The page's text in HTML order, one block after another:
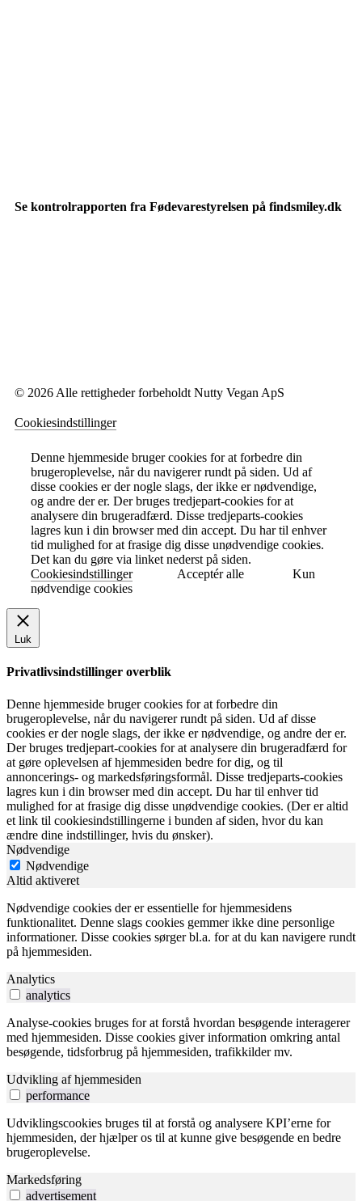
Se kontrolrapporten fra Fødevarestyrelsen på findsmiley.dk
© 2026 Alle rettigheder forbeholdt Nutty Vegan ApS
Cookiesindstillinger
Denne hjemmeside bruger cookies for at forbedre din
brugeroplevelse, når du navigerer rundt på siden. Ud af
disse cookies er der nogle slags, der ikke er nødvendige,
og andre der er. Der bruges tredjepart-cookies for at
analysere din brugeradfærd. Disse tredjeparts-cookies
lagres kun i din browser med din accept. Du har til enhver
tid mulighed for at frasige dig disse unødvendige cookies.
Det kan du gøre via linket nederst på siden.
Cookiesindstillinger
Acceptér alle
Kun
nødvendige cookies
Luk
Privatlivsindstillinger overblik
Denne hjemmeside bruger cookies for at forbedre din
brugeroplevelse, når du navigerer rundt på siden. Ud af disse
cookies er der nogle slags, der ikke er nødvendige, og andre der er.
Der bruges tredjepart-cookies for at analysere din brugeradfærd for
at gøre oplevelsen af hjemmesiden bedre for dig, og til
annoncerings- og markedsføringsformål. Disse tredjeparts-cookies
lagres kun i din browser med din accept. Du har til enhver tid
mulighed for at frasige dig disse unødvendige cookies. (Der er altid
et link til cookiesindstillingerne i bunden af siden, hvor du kan
ændre dine indstillinger, hvis du ønsker).
Nødvendige
Nødvendige
Altid aktiveret
Nødvendige cookies der er essentielle for hjemmesidens
funktionalitet. Denne slags cookies gemmer ikke dine personlige
informationer. Disse cookies sørger bl.a. for at du kan navigere rundt
på hjemmesiden.
Analytics
analytics
Analyse-cookies bruges for at forstå hvordan besøgende interagerer
med hjemmesiden. Disse cookies giver information omkring antal
besøgende, tidsforbrug på hjemmesiden, trafikkilder mv.
Udvikling af hjemmesiden
performance
Udviklingscookies bruges til at forstå og analysere KPI’erne for
hjemmesiden, der hjælper os til at kunne give besøgende en bedre
brugeroplevelse.
Markedsføring
advertisement